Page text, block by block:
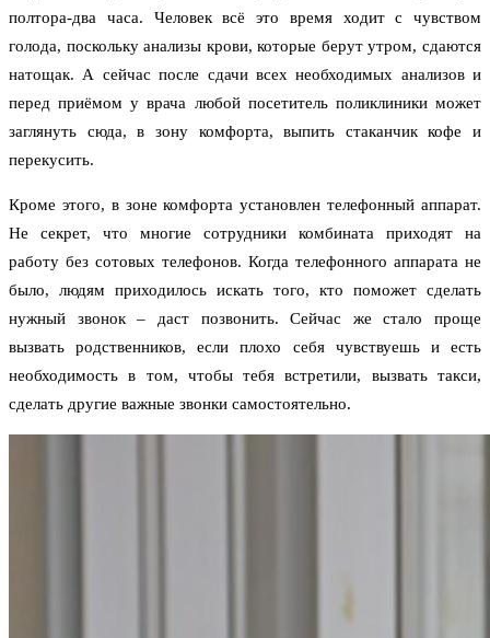
полтора-два часа. Человек всё это время ходит с чувством
голода, поскольку анализы крови, которые берут утром, сдаются
натощак. А сейчас после сдачи всех необходимых анализов и
перед приёмом у врача любой посетитель поликлиники может
заглянуть сюда, в зону комфорта, выпить стаканчик кофе и
перекусить.
Кроме этого, в зоне комфорта установлен телефонный аппарат.
Не секрет, что многие сотрудники комбината приходят на
работу без сотовых телефонов. Когда телефонного аппарата не
было, людям приходилось искать того, кто поможет сделать
нужный звонок – даст позвонить. Сейчас же стало проще
вызвать родственников, если плохо себя чувствуешь и есть
необходимость в том, чтобы тебя встретили, вызвать такси,
сделать другие важные звонки самостоятельно.